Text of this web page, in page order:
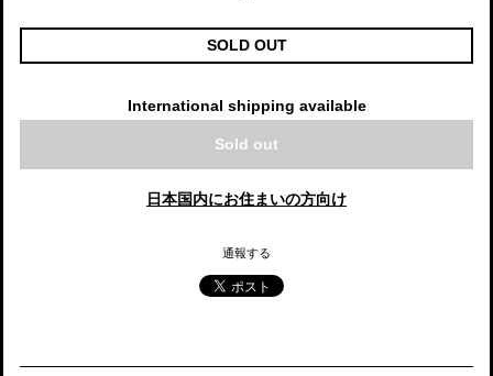
SOLD OUT
International shipping available
Sold out
日本国内にお住まいの方向け
通報する